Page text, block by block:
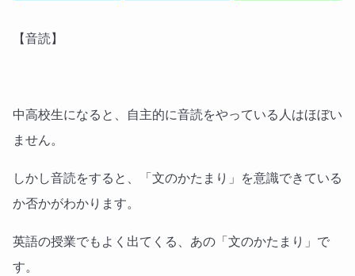
【音読】
中高校生になると、自主的に音読をやっている人はほぼい
ません。
しかし音読をすると、「文のかたまり」を意識できている
か否かがわかります。
英語の授業でもよく出てくる、あの「文のかたまり」で
す。